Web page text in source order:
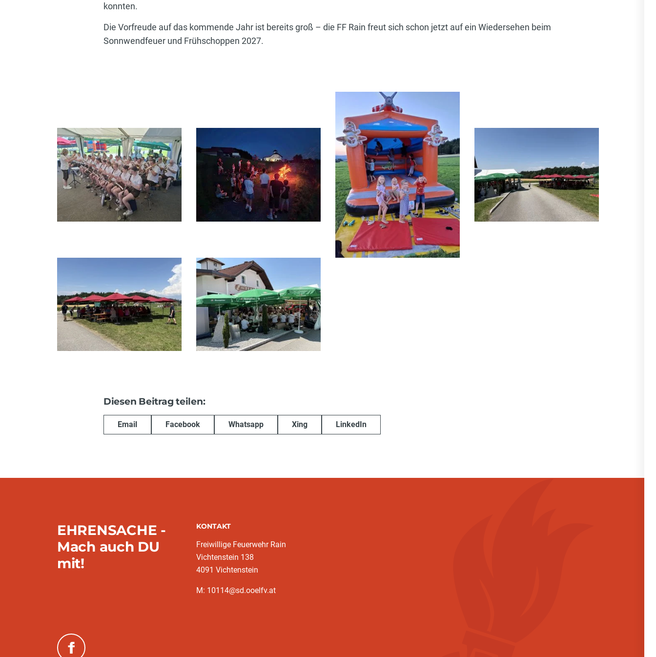
konnten.
Die Vorfreude auf das kommende Jahr ist bereits groß – die FF Rain freut sich schon jetzt auf ein Wiedersehen beim
Sonnwendfeuer und Frühschoppen 2027.
Diesen Beitrag teilen:
Email Facebook Whatsapp Xing LinkedIn
EHRENSACHE -
Mach auch DU
mit!
KONTAKT
Freiwillige Feuerwehr Rain
Vichtenstein 138
4091 Vichtenstein
M: 10114@sd.ooelfv.at